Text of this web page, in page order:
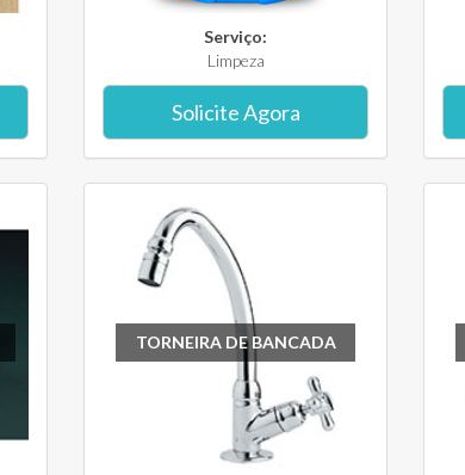
Serviço:
Limpeza
Solicite Agora
TORNEIRA DE BANCADA